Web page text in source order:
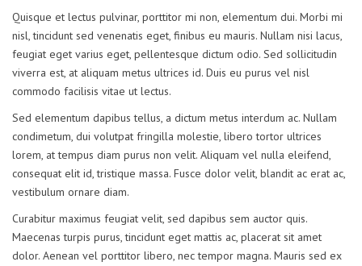
Quisque et lectus pulvinar, porttitor mi non, elementum dui. Morbi mi
nisl, tincidunt sed venenatis eget, finibus eu mauris. Nullam nisi lacus,
feugiat eget varius eget, pellentesque dictum odio. Sed sollicitudin
viverra est, at aliquam metus ultrices id. Duis eu purus vel nisl
commodo facilisis vitae ut lectus.
Sed elementum dapibus tellus, a dictum metus interdum ac. Nullam
condimetum, dui volutpat fringilla molestie, libero tortor ultrices
lorem, at tempus diam purus non velit. Aliquam vel nulla eleifend,
consequat elit id, tristique massa. Fusce dolor velit, blandit ac erat ac,
vestibulum ornare diam.
Curabitur maximus feugiat velit, sed dapibus sem auctor quis.
Maecenas turpis purus, tincidunt eget mattis ac, placerat sit amet
dolor. Aenean vel porttitor libero, nec tempor magna. Mauris sed ex